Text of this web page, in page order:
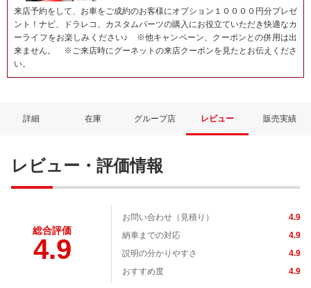
来店予約をして、お車をご成約のお客様にオプション１００００円分プレゼ
ント！ナビ、ドラレコ、カスタムパーツの購入にお役立ていただき快適なカ
ーライフをお楽しみください♪ ※他キャンペーン、クーポンとの併用は出
来ません。 ※ご来店時にグーネットの来店クーポンを見たとお伝えくださ
い。
詳細 在庫 グループ店 レビュー 販売実績
レビュー・評価情報
総合評価
4.9
お問い合わせ（見積り）
4.9
納車までの対応
4.9
説明の分かりやすさ
4.9
おすすめ度
4.9